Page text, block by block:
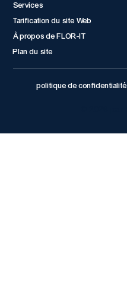
Services
Tarification du site Web
À propos de FLOR-IT
Plan du site
politique de confidentialité